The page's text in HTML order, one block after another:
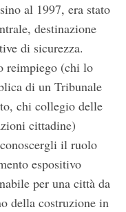
al 1997, era stato
destinazione
di sicurezza.
reimpiego (chi lo
di un Tribunale
chi collegio delle
cittadine)
il ruolo
espositivo
per una città da
della costruzione in